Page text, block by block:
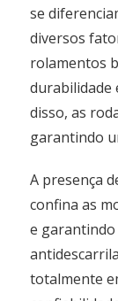
se
diversos
rolamentos
durabilidade
disso, as
garantindo
A presença
confina as
e garantindo
totalmente